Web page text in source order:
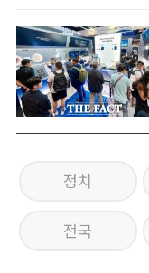
정치
전국